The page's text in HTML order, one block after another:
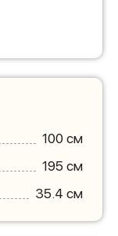
100 см
195 см
35.4 см